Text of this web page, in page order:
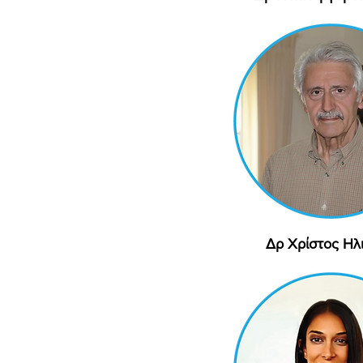
Γρήγορη
Δρ Χρίστος